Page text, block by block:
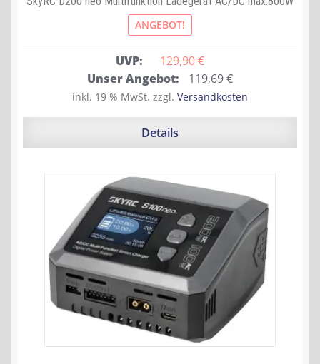
ANGEBOT!
UVP: 129,90 €
Ursprünglicher
Preis
war:
Unser Angebot: 119,69€Aktueller
Preis
ist:
inkl. 19 % MwSt. zzgl. Versandkosten
Details